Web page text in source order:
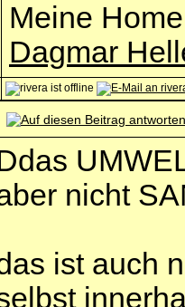
Meine
Dagmar
nicht
ist auch